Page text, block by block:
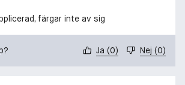
färgar inte av sig
Ja (0) Nej (0)